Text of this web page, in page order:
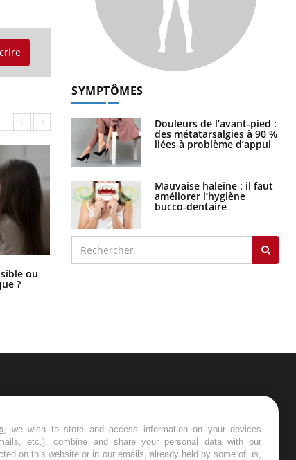
ou
?
SYMPTÔMES
Douleurs de l’avant-pied :
des métatarsalgies à 90 %
liées à problème d’appui
Mauvaise haleine : il faut
améliorer l’hygiène
bucco-dentaire
semaines les meilleures
, we wish to store and access information on your devices
etc.), combine and share your personal data with our
on this website or in our emails, already held by some of us,